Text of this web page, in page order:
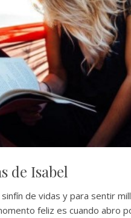
de Isabel
de vidas y para sentir
feliz es cuando abro